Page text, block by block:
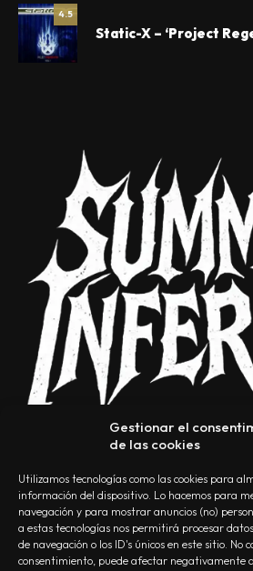
Gestionar el
de las cookies
Utilizamos tecnologías como las cookies para
información del dispositivo. Lo hacemos para
navegación y para mostrar anuncios (no)
a estas tecnologías nos permitirá procesar
de navegación o los ID's únicos en este sitio. No
consentimiento, puede afectar negativamente
4.5
Static-X – ‘Project
NOSOTROS CONTACTO EDITORIAL